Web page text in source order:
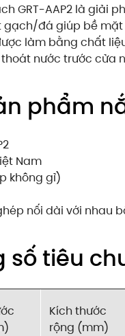
GRT-AAP2 là giải
gạch/đá giúp bề
làm bằng chất
nước trước cửa
phẩm
Nam
không gỉ)
nối dài với nhau
số tiêu
Kích thước
rộng (mm)